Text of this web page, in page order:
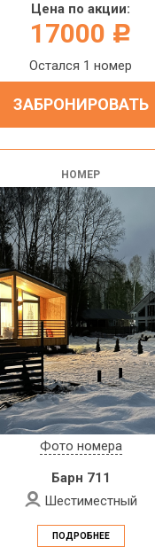
Цена по акции:
17000 c
Остался 1 номер
ЗАБРОНИРОВАТЬ
НОМЕР
Фото номера
Барн 711
Шестиместный
ПОДРОБНЕЕ